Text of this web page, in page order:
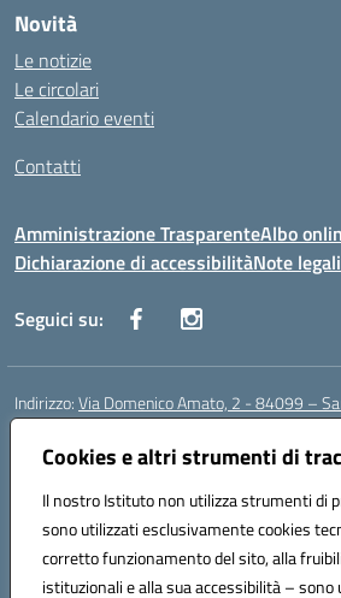
Cookies e altri strumenti di
Il nostro Istituto non utilizza strumenti di
sono utilizzati esclusivamente cookies
corretto funzionamento del sito, alla
istituzionali e alla sua accessibilità –
Novità
Le notizie
Le circolari
Calendario eventi
Contatti
Amministrazione TrasparenteAlbo
Dichiarazione di accessibilitàNote legali
Seguici su:
Indirizzo:Via Domenico Amato, 2 - 84099 –
Centralino:
Posta elettronica certificata (PEC):
Codice fiscale: 95075020651
Codice meccanografico:SAIC87700C
Codice Indice delle Pubbliche Amministrazioni
Codice unico di fatturazione (CUF): UFBWH2